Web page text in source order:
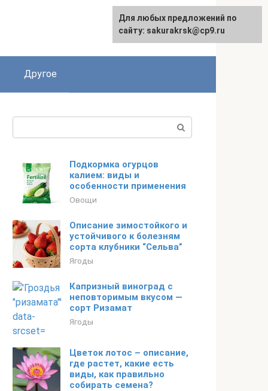
English
Другое
Подкормка огурцов
калием: виды и
особенности применения
Овощи
Описание зимостойкого и
устойчивого к болезням
сорта клубники “Сельва”
Ягоды
Капризный виноград с
неповторимым вкусом —
сорт Ризамат
Ягоды
Цветок лотос – описание,
где растет, какие есть
виды, как правильно
собирать семена?
Для любых предложений по
сайту: sakurakrsk@cp9.ru